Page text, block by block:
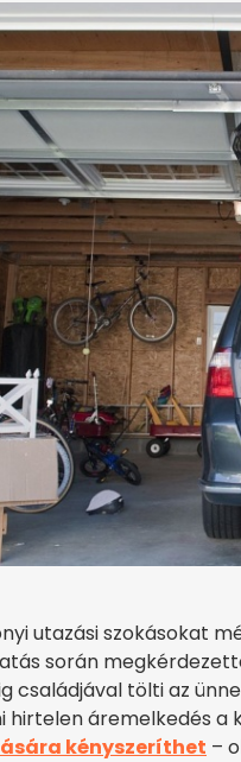
utazási szokásokat
során
családjával tölti az
hirtelen áremelkedés a
kényszeríthet –